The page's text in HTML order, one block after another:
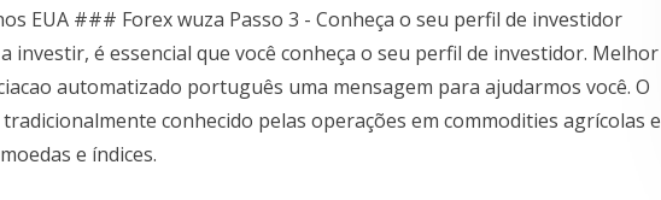
EUA ### Forex wuza Passo 3 - Conheça o seu perfil de investidor
investir, é essencial que você conheça o seu perfil de investidor. Melhor
automatizado português uma mensagem para ajudarmos você. O
conhecido pelas operações em commodities agrícolas e
e índices.